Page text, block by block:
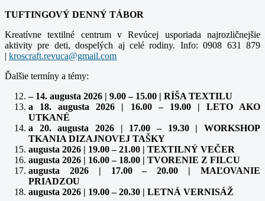
TUFTINGOVÝ DENNÝ TÁBOR
Kreatívne textilné centrum v Revúcej usporiada najrozličnejšie
aktivity pre deti, dospelých aj celé rodiny. Info: 0908 631 879
|
Ďalšie termíny a témy:
– 14. augusta 2026 | 9.00 – 15.00 | RÍŠA TEXTILU
a 18. augusta 2026 | 16.00 – 19.00 | LETO AKO
UTKANÉ
a 20. augusta 2026 | 17.00 – 19.30 | WORKSHOP
TKANIA DIZAJNOVEJ TAŠKY
augusta 2026 | 19.00 – 21.00 | TEXTILNÝ VEČER
augusta 2026 | 16.00 – 18.00 | TVORENIE Z FILCU
augusta 2026 | 17.00 – 20.00 | MAĽOVANIE
PRIADZOU
augusta 2026 | 19.00 – 20.30 | LETNÁ VERNISÁŽ